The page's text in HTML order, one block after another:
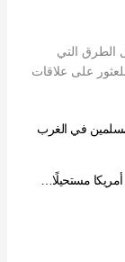
في 2026 من أفضل الطرق التي
على علاقات
في الغرب
مستحيلًا…